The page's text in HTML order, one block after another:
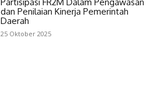
dan Penilaian Kinerja Pemerintah
Daerah
25 Oktober 2025